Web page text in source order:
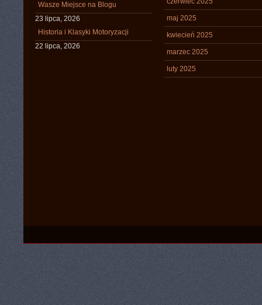
Wasze Miejsce na Blogu
23 lipca, 2026
Historia i Klasyki Motoryzacji
22 lipca, 2026
maj 2025
kwiecień 2025
marzec 2025
luty 2025